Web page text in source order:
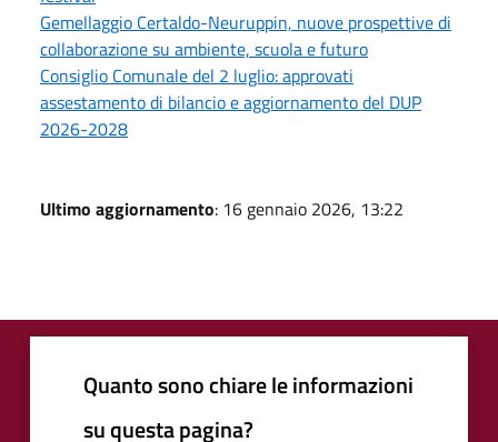
Gemellaggio Certaldo-Neuruppin, nuove prospettive di
collaborazione su ambiente, scuola e futuro
Consiglio Comunale del 2 luglio: approvati
assestamento di bilancio e aggiornamento del DUP
2026-2028
Ultimo aggiornamento: 16 gennaio 2026, 13:22
Quanto sono chiare le informazioni
su questa pagina?